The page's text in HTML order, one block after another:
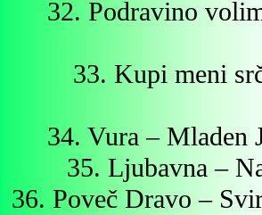
32. Podravino
33. Kupi meni
34. Vura – Mladen
35. Ljubavna –
36. Poveč Dravo –